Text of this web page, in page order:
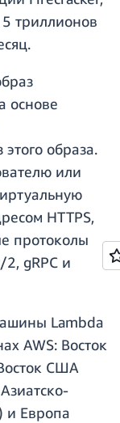
триллионов
основе
образа.
или
HTTPS,
протоколы
gRPC и
Lambda
AWS: Восток
США
и Европа